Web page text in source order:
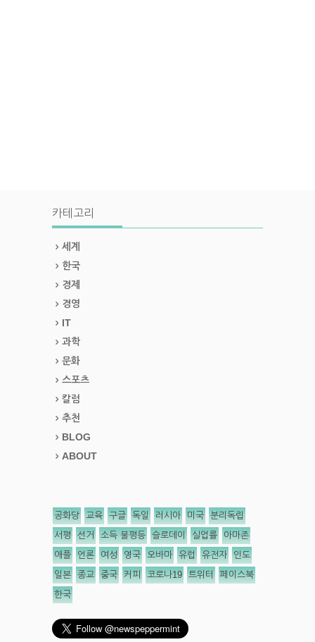
카테고리
세계
한국
경제
경영
IT
과학
문화
스포츠
칼럼
추천
BLOG
ABOUT
공화당 교육 구글 독일 러시아 미국 분리독립
서평 선거 소득 불평등 슬로데이 실업률 아마존
애플 언론 여성 영국 오바마 유럽 유전자 인도
일본 종교 중국 커피 코로나19 트위터 페이스북
한국